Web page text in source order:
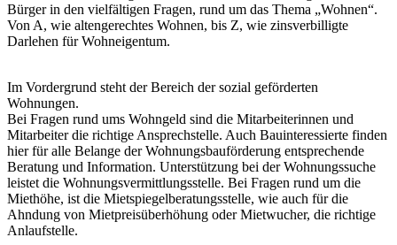
Bürger in den vielfältigen Fragen, rund um das Thema „Wohnen“.
Von A, wie altengerechtes Wohnen, bis Z, wie zinsverbilligte
Darlehen für Wohneigentum.
Im Vordergrund steht der Bereich der sozial geförderten
Wohnungen.
Bei Fragen rund ums Wohngeld sind die Mitarbeiterinnen und
Mitarbeiter die richtige Ansprechstelle. Auch Bauinteressierte finden
hier für alle Belange der Wohnungsbauförderung entsprechende
Beratung und Information. Unterstützung bei der Wohnungssuche
leistet die Wohnungsvermittlungsstelle. Bei Fragen rund um die
Miethöhe, ist die Mietspiegelberatungsstelle, wie auch für die
Ahndung von Mietpreisüberhöhung oder Mietwucher, die richtige
Anlaufstelle.